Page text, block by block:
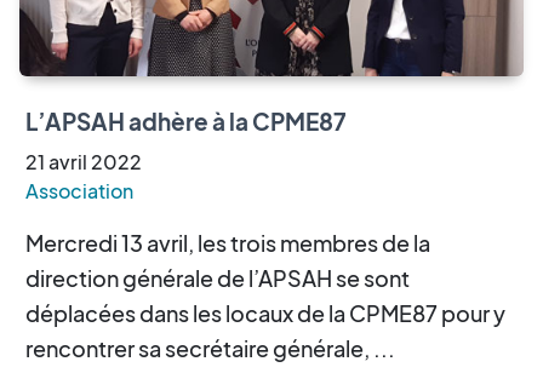
L’APSAH adhère à la CPME87
21avril2022
Association
Mercredi 13 avril, les trois membres de la
direction générale de l’APSAH se sont
déplacées dans les locaux de la CPME87 pour y
rencontrer sa secrétaire générale, ...